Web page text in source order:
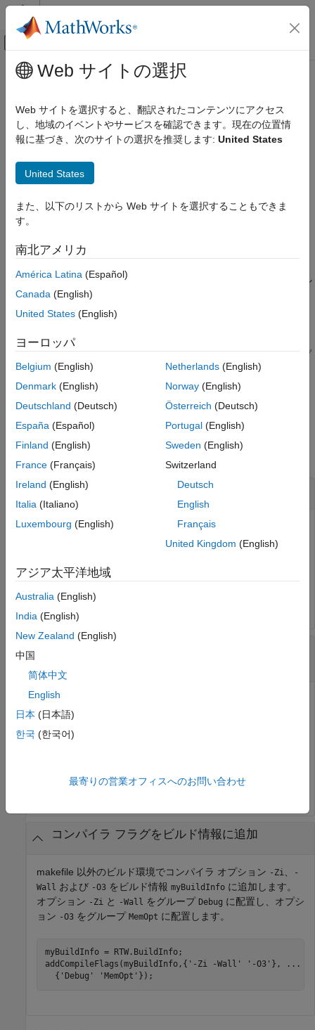
コンテンツへスキップ
オフキャンバス ナビゲーション メ
ドキュメンテーションのホーム
Simulink Coder
コードとツールのカスタマイズ
項目一覧
構文
例
入力引数
バージョン履歴
参考
メインコンテンツ
addCompileFlags
コンパイラ オプションをビルド情報に追加
構文
説明
追加するコンパイラ オプションを指定します。
関数は、引数buildinfo
を必要とします。オプシ
ョン引数groups
す。
コード ジェネレーターはコンパイラ オプションをビルド情報オ
ブジェクトに保存します。関数は指定された順序に基づいてオプ
ションをオブジェクトに追加します。
例
コンパイラ フラグを OPTS グループに追加
コンパイラ オプション をビルド情報
にオプションを配置します。
myBuildInfo = RTW.BuildInfo;
コンパイラ オプション
myBuildInfo
配置します。
addCompileFlags(myBuildInfo,'-Zi -Wall' , 'OPT_OPTS'
コンパイラ フラグをビルド情報に追加
makefile 以外のビルド環境でコンパイラ オプション -Zi
-
Wall
および -O3 をビルド情報 myBuildInfo に追加します。
オプション -Zi と -Wall をグループ Debug に配置し、オプシ
ョン -O3 をグループ MemOpt に配置します。
myBuildInfo = RTW.BuildInfo;
addCompileFlags(myBuildInfo,{ '-Zi -Wall' '-O3' },
...
  {
'Debug' 'MemOpt' });
Web サイトの選択
Web サイトを選択すると、翻訳されたコンテンツにアクセス
し、地域のイベントやサービスを確認できます。現在の位置情
報に基づき、次のサイトの選択を推奨します: United States
United States
また、以下のリストから Web サイトを選択することもできま
す。
南北アメリカ
América Latina (Español)
Canada (English)
United States (English)
ヨーロッパ
Belgium (English)
Denmark (English)
Deutschland (Deutsch)
España (Español)
Finland (English)
France (Français)
Ireland (English)
Italia (Italiano)
Luxembourg (English)
Netherlands(English)
Norway(English)
Österreich (Deutsch)
Portugal(English)
Sweden (English)
Switzerland
Deutsch
English
Français
United Kingdom (English)
アジア太平洋地域
Australia (English)
India (English)
New Zealand (English)
中国
简体中文
English
日本 (日本語)
한국 (한국어)
最寄りの営業オフィスへのお問い合わせ